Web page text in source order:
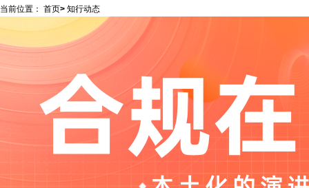
当前位置： 首页> 知行动态